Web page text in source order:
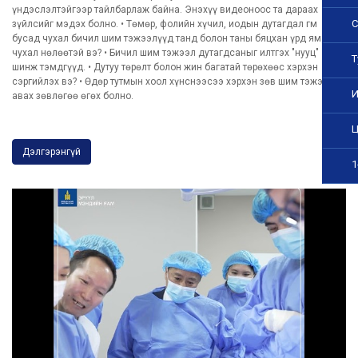
2026 оны 05 дугаар сарын 06 -ны өдрийн 17.30
ГЛОБАЛЬ САНГИЙН ДЭМЖЛЭГТЭЙ ДОХ, СҮРЬЕЭГИЙН ТӨСЛИЙН
НЭГЖИД ӨР ХӨРВҮҮЛЭХ НЭМЭЛТ ТӨСӨЛ ХАРИУЦСАН
МЭРГЭЖИЛТЭН, САНХҮҮГИЙН МЭРГЭЖИЛТЭН БОЛОН ЖОЛООЧИЙН
НЭЭЛТТЭЙ СОНГОН ШАЛГАРУУЛАЛТАД МАТЕРИАЛ ХҮЛЭЭН АВАХ
ХУГАЦААГ СУНГАЛАА.
Дархлаажуулалтын дараах урвал, хүндрэлийг тандах журам,
Дархлаажуулалтын дараах урвал, хүндрэлийн ангилал, Сэргийлэх
“Журам батлах тухай” Эрүүл мэндийн сайдын тушаалын төсөлд
санал авч байна.
2017-08-09
Эрүүл мэндийг дэмжигч байгууллагыг шалгаруулах журмын
төсөлд санал авч байна.
2017-07-27
"ГАДААДЫН ЭМНЭЛГИЙН МЭРГЭЖИЛТЭНД МЭРГЭЖЛИЙН ҮЙЛ
АЖИЛЛАГАА ЭРХЛЭХ ЗӨВШӨӨРӨЛ ОЛГОХ, ХҮЧИНГҮЙ БОЛГОХ
ЖУРАМ"-д санал авч байна.
үндэслэлтэйгээр тайлбарлаж байна. Энэхүү видеоноос та дараах
зүйлсийг мэдэх болно. • Төмөр, фолийн хүчил, иодын дутагдал гм
бусад чухал бичил шим тэжээлүүд танд болон таны бяцхан үрд ямар
чухал нөлөөтэй вэ? • Бичил шим тэжээл дутагдсаныг илтгэх "нууц"
шинж тэмдгүүд. • Дутуу төрөлт болон жин багатай төрөхөөс хэрхэн
сэргийлэх вэ? • Өдөр тутмын хоол хүнснээсээ хэрхэн зөв шим тэжээл
авах зөвлөгөө өгөх болно.
Дэлгэрэнгүй